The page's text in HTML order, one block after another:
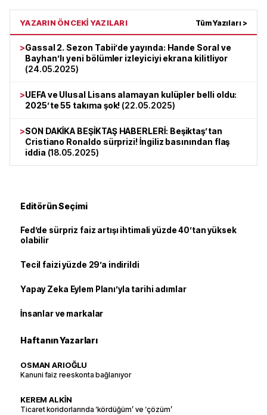
YAZARIN ÖNCEKİ YAZILARI Tüm Yazıları >
>Gassal 2. Sezon Tabii’de yayında: Hande Soral ve
Bayhan’lı yeni bölümler izleyiciyi ekrana kilitliyor
(24.05.2025)
>UEFA ve Ulusal Lisans alamayan kulüpler belli oldu:
2025’te 55 takıma şok! (22.05.2025)
>SON DAKİKA BEŞİKTAŞ HABERLERİ: Beşiktaş’tan
Cristiano Ronaldo sürprizi! İngiliz basınından flaş
iddia (18.05.2025)
Editörün Seçimi
Fed’de sürpriz faiz artışı ihtimali yüzde 40’tan yüksek
olabilir
Tecil faizi yüzde 29’a indirildi
Yapay Zeka Eylem Planı’yla tarihi adımlar
İnsanlar ve markalar
Haftanın Yazarları
OSMAN ARIOĞLU
Kanuni faiz reeskonta bağlanıyor
KEREM ALKİN
Ticaret koridorlarında ‘kördüğüm’ ve ‘çözüm’